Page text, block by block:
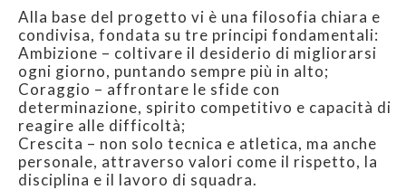
Alla base del progetto vi è una filosofia chiara e
condivisa, fondata su tre principi fondamentali:
Ambizione – coltivare il desiderio di migliorarsi
ogni giorno, puntando sempre più in alto;
Coraggio – affrontare le sfide con
determinazione, spirito competitivo e capacità di
reagire alle difficoltà;
Crescita – non solo tecnica e atletica, ma anche
personale, attraverso valori come il rispetto, la
disciplina e il lavoro di squadra.